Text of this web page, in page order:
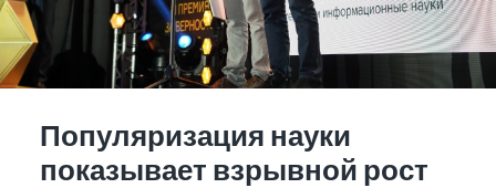
Популяризация науки
показывает взрывной рост